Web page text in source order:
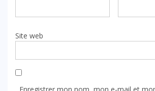
Site web